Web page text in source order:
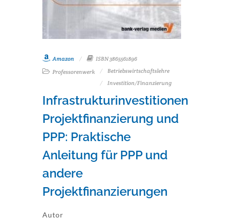
Amazon
ISBN 3865561896
Professorenwerk
Betriebswirtschaftslehre
Investition/Finanzierung
Infrastrukturinvestitionen
Projektfinanzierung und
PPP: Praktische
Anleitung für PPP und
andere
Projektfinanzierungen
Autor